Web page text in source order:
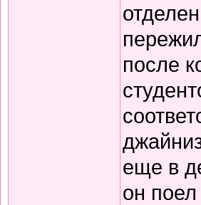
после
еще в
он